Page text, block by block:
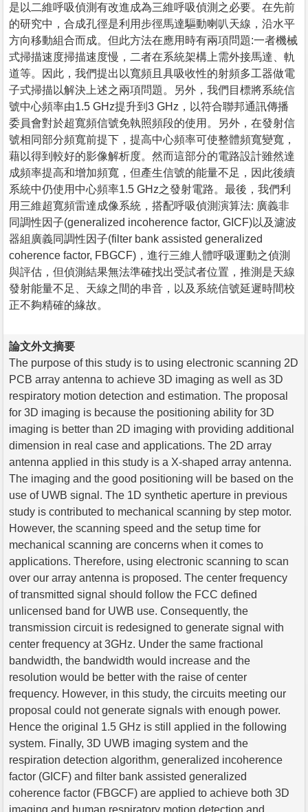
是以二維呼吸偵測有改進成為三維呼吸偵測之必要。在先前
的研究中，合成孔徑是利用步徑馬達驅動喇叭天線，沿水平
方向移動組合而成。但此方法在應用時有兩項問題:一者機械
式掃描速度掃描速度慢，二者在系統架構上需外接馬達、軌
道等。因此，我們提出以寬頻且具吸收性的射頻多工器做電
子式掃描以解決上述之兩項問題。另外，我們目標將系統信
號中心頻率由1.5 GHz提升到3 GHz，以符合聯邦通訊傳播
委員會對於超寬頻信號免執照頻段的使用。另外，在發射信
號相同部分頻寬前提下，提高中心頻率可使整體頻寬變寬，
藉以得到較好的影像解析度。然而這部分的電路設計雖然達
成頻率提高和增加頻寬，但產生信號的能量不足，因此後續
系統中仍使用中心頻率1.5 GHz之發射電路。最後，我們利
用三維超寬頻雷達成像系統，搭配呼吸偵測演算法: 廣義非
同調性因子(generalized incoherence factor, GICF)以及濾波
器組廣義同調性因子(filter bank assisted generalized
coherence factor, FBGCF)，進行三維人體呼吸運動之偵測
與評估，但偵測結果無法準確找出受試者位置，推測是天線
發射能量不足、天線之間的串音，以及系統信號延遲時間校
正不夠精確的緣故。
論文外文摘要
The purpose of this study is to using electronic scanning 2D
PCB array antenna to achieve 3D imaging as well as 3D
respiratory motion detection and estimation. The proposal
for 3D imaging is because the positioning ability for 3D
imaging is better than 2D imaging with providing additional
dimension in real case and applications. The 2D array
antenna applied in this study is a X-shaped array antenna.
The imaging and the good positioning will be based on the
use of UWB signal. The 1D synthetic aperture in previous
study is contributed to mechanical scanning by step motor.
However, the scanning speed and the setup time for
mechanical scanning are concerns when it comes to
applications. Therefore, using electronic scanning to scan
over our array antenna is proposed. The center frequency
of transmitted signal should follow the FCC defined
unlicensed band for UWB use. Consequently, the
transmission circuit is redesigned to generate signal with
center frequency at 3GHz. Under the same fractional
bandwidth, the bandwidth would increase and the
resolution would be better with the raise of center
frequency. However, in this study, the circuits meeting our
proposal could not generate signals with enough power.
Hence the original 1.5 GHz is still applied in the following
system. Finally, 3D UWB imaging system and the
respiration detection algorithm, generalized incoherence
factor (GICF) and filter bank assisted generalized
coherence factor (FBGCF) are applied to achieve both 3D
imaging and human respiratory motion detection and